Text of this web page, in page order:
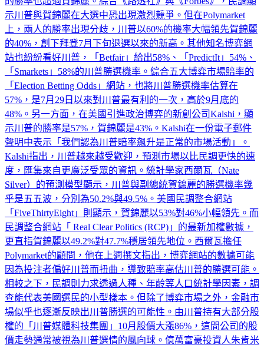
示川普與賀錦麗在大選中恐出現激烈競爭。但在Polymarket
上，兩人的勝率出現分歧，川普以60%的機率大幅領先賀錦麗
的40%，創下拜登7月下旬退選以來的新高。其他知名博弈網
站也紛紛看好川普，「Betfair」給出58%、「PredictIt」54%、
「Smarkets」58%的川普勝選機率。綜合五大博弈市場賠率的
「Election Betting Odds」網站，也將川普勝選機率估算在
57%，是7月29日以來對川普最有利的一次，高於9月底的
48%。另一方面，在美國引進政治博弈的新創公司Kalshi，顯
示川普的勝率是57%，賀錦麗是43%。Kalshi在一份電子郵件
聲明中表示「我們認為川普賠率飆升是正常的市場活動」。
Kalshi指出，川普越來越受歡迎，預測市場以比民調更快的速
度，匯集來自更廣泛受眾的資訊。統計學家西爾瓦（Nate
Silver）的預測模型顯示，川普與副總統賀錦麗的勝選機率幾
乎是五五波，分別為50.2%與49.5%。美國民調整合網站
「FiveThirtyEight」則顯示，賀錦麗以53%對46%小幅領先。而
民調整合網站「 Real Clear Politics (RCP)」的最新加權數據，
更直指賀錦麗以49.2%對47.7%穩居領先地位。西爾瓦擔任
Polymarket的顧問，他在上週撰文指出，博弈網站的數據可能
因為投注者偏好川普而扭曲，導致賠率高估川普的勝選可能。
相較之下，民調則力求透過人種、年齡等人口統計學因素，調
查能代表美國選民的小型樣本。但除了博弈市場之外，金融市
場似乎也逐漸反映出川普勝選的可能性。由川普持有大部分股
權的「川普媒體科技集團」10月股價大漲86%，這間公司的股
價走勢通常被視為川普選情的風向球。億萬富豪投資人朱肯米